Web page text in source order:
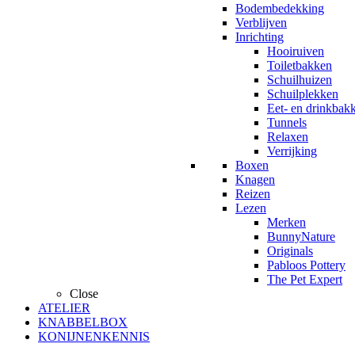
Bodembedekking
Verblijven
Inrichting
Hooiruiven
Toiletbakken
Schuilhuizen
Schuilplekken
Eet- en
Tunnels
Relaxen
Verrijking
Boxen
Knagen
Reizen
Lezen
Merken
BunnyNature
Originals
Pabloos Pottery
The Pet Expert
Close
ATELIER
KNABBELBOX
KONIJNENKENNIS